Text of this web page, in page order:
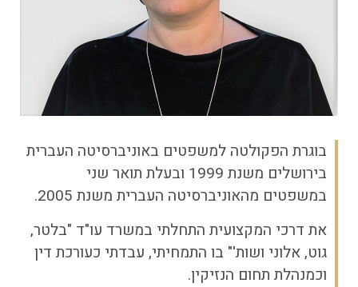
בוגרת הפקולטה למשפטים באוניברסיטה העברית
בירושלים משנת 1999 ובעלת תואר שני
במשפטים מהאוניברסיטה העברית משנת 2005.
את דרכי המקצועית התחלתי במשרד עו"ד "בלטר,
גוט, אלוני ושות'" בו התמחיתי, עבדתי כעורכת דין
וכמנהלת תחום הנזיקין.